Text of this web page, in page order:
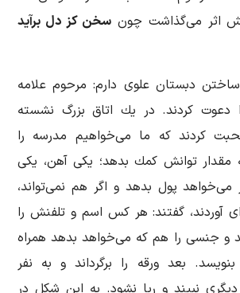
اثر می‌گذاشت چون سخن كز دل برآید
دبستان علوی دارم: مرحوم علامه
كردند. در یك اتاق بزرگ نشسته
كردند كه ما می‌خواهیم مدرسه را
مقدار توانش كمك بدهد؛ یكی آهن، یكی
می‌خواهد پول بدهد و اگر هم نمی‌تواند،
آوردند، گفتند: هر كس اسم و تلفنش را
و جنسی را هم كه می‌خواهد بدهد همراه
بعد ورقه را برگرداند و به نفر
نبیند و ریا نشود. به این شکل در